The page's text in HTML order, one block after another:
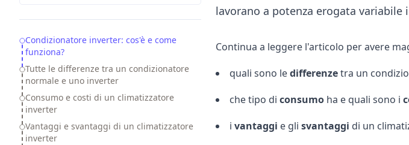
Table of Contents
Condizionatore inverter: cos'è e come
funziona?
Tutte le differenze tra un condizionatore
normale e uno inverter
Consumo e costi di un climatizzatore
inverter
Vantaggi e svantaggi di un climatizzatore
inverter
lavorano a potenza erogata
Continua a leggere l'articolo per avere
quali sono ledifferenzetra un
che tipo di consumoha e quali sono i
i vantaggi e gli svantaggi di un